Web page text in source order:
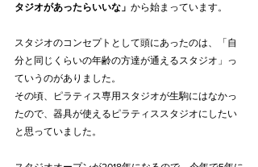
タジオがあったらいいな」 から始まっています。
スタジオのコンセプトとして頭にあったのは、「自
分と同じくらいの年齢の方達が通えるスタジオ」っ
ていうのがありました。
その頃、ピラティス専用スタジオが生駒にはなかっ
たので、器具が使えるピラティススタジオにしたい
と思っていました。